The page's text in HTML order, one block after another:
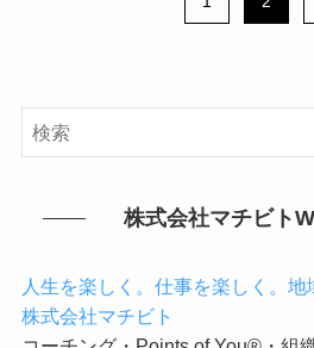
株式会社マチビト
人生を楽しく。仕事を楽しく。地
株式会社マチビト